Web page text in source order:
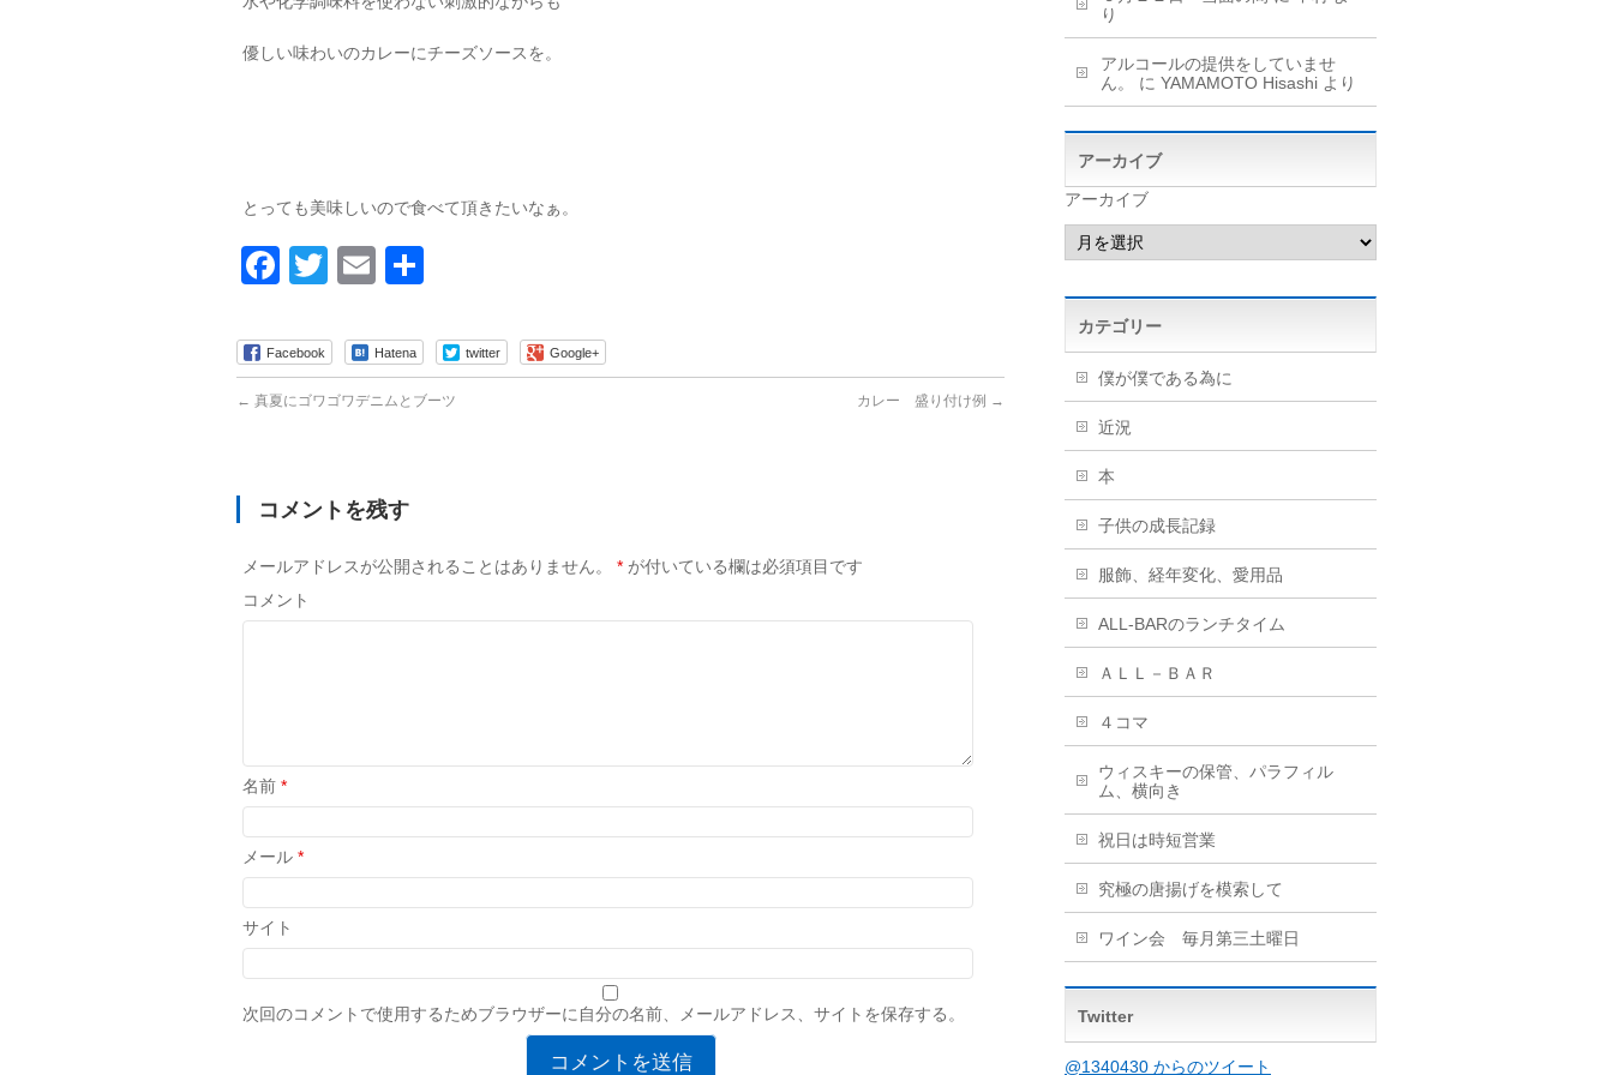
優しい味わいのカレーにチーズソースを。
とっても美味しいので食べて頂きたいなぁ。
Facebook
TwitterEmail
Facebook Hatena twitter Google+
← 真夏にゴワゴワデニムとブーツ カレー 盛り付け例 →
コメントを残す
メールアドレスが公開されることはありません。 * が付いている欄は必須項目です
コメント
名前 *
メール *
サイト
次回のコメントで使用するためブラウザーに自分の名前、メールアドレス、サイトを保存する。
り
アルコールの提供をしていませ
ん。
に YAMAMOTO Hisashi より
アーカイブ
アーカイブ
カテゴリー
僕が僕である為に
近況
本
子供の成長記録
服飾、経年変化、愛用品
ALL-BARのランチタイム
ＡＬＬ－ＢＡＲ
４コマ
ウィスキーの保管、パラフィル
ム、横向き
祝日は時短営業
究極の唐揚げを模索して
ワイン会 毎月第三土曜日
Twitter
@1340430 からのツイート